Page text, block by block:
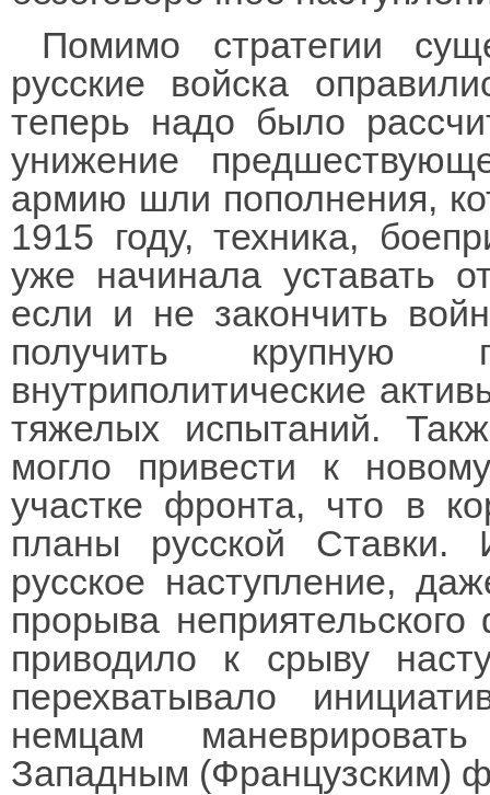
Помимо стратегии
русские войска
теперь надо было
унижение
армию шли пополнения,
1915 году, техника,
уже начинала уставать
если и не закончить
получить крупную
внутриполитические
тяжелых испытаний.
могло привести к
участке фронта, что в
планы русской Ставки.
русское наступление,
прорыва
приводило к срыву
перехватывало
немцам
Западным (Французским)